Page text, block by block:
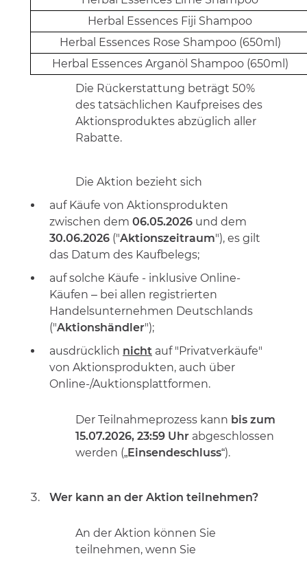
Herbal Essences Fiji Shampoo
Herbal Essences Rose Shampoo (650ml)
Herbal Essences Arganöl Shampoo (650ml)
Die Rückerstattung beträgt 50%
des tatsächlichen Kaufpreises des
Aktionsproduktes abzüglich aller
Rabatte.
Die Aktion bezieht sich
auf Käufe von Aktionsprodukten
zwischen dem 06.05.2026 und dem
30.06.2026 ("Aktionszeitraum"), es gilt
das Datum des Kaufbelegs;
auf solche Käufe - inklusive Online-
Käufen – bei allen registrierten
Handelsunternehmen Deutschlands
("Aktionshändler");
ausdrücklich nicht auf "Privatverkäufe"
von Aktionsprodukten, auch über
Online-/Auktionsplattformen.
Der Teilnahmeprozess kann bis zum
15.07.2026, 23:59 Uhr abgeschlossen
werden („Einsendeschluss“).
Wer kann an der Aktion teilnehmen?
An der Aktion können Sie
teilnehmen, wenn Sie